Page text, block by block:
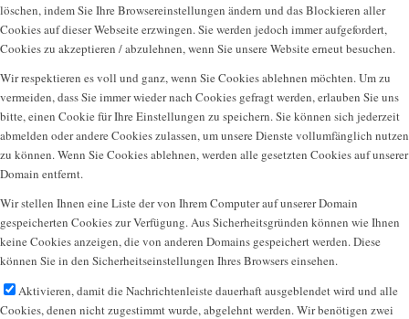
löschen, indem Sie Ihre Browsereinstellungen ändern und das Blockieren aller
Cookies auf dieser Webseite erzwingen. Sie werden jedoch immer aufgefordert,
Cookies zu akzeptieren / abzulehnen, wenn Sie unsere Website erneut besuchen.
Wir respektieren es voll und ganz, wenn Sie Cookies ablehnen möchten. Um zu
vermeiden, dass Sie immer wieder nach Cookies gefragt werden, erlauben Sie uns
bitte, einen Cookie für Ihre Einstellungen zu speichern. Sie können sich jederzeit
abmelden oder andere Cookies zulassen, um unsere Dienste vollumfänglich nutzen
zu können. Wenn Sie Cookies ablehnen, werden alle gesetzten Cookies auf unserer
Domain entfernt.
Wir stellen Ihnen eine Liste der von Ihrem Computer auf unserer Domain
gespeicherten Cookies zur Verfügung. Aus Sicherheitsgründen können wie Ihnen
keine Cookies anzeigen, die von anderen Domains gespeichert werden. Diese
können Sie in den Sicherheitseinstellungen Ihres Browsers einsehen.
Aktivieren, damit die Nachrichtenleiste dauerhaft ausgeblendet wird und alle
Cookies, denen nicht zugestimmt wurde, abgelehnt werden. Wir benötigen zwei